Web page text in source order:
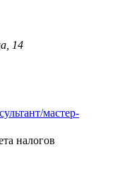
14
мастер-
налогов